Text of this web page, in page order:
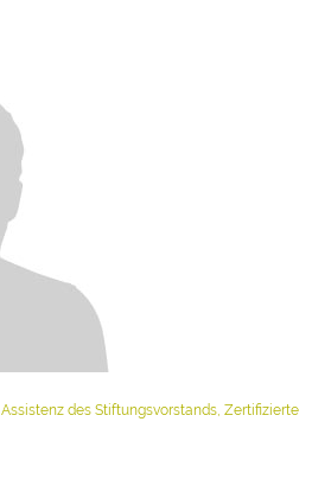
Assistenz des Stiftungsvorstands, Zertifizierte